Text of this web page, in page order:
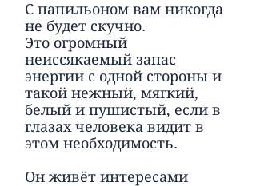
С папильоном вам никогда
не будет скучно.
Это огромный
неиссякаемый запас
энергии с одной стороны и
такой нежный, мягкий,
белый и пушистый, если в
глазах человека видит в
этом необходимость.
Он живёт интересами